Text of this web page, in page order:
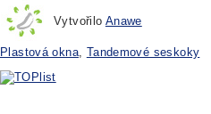
Vytvořilo Anawe
Plastová okna, Tandemové seskoky